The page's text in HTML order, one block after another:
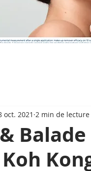
oct. 2021 2 min de lecture